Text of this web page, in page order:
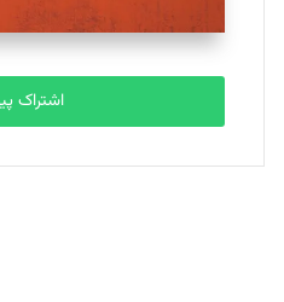
مصطفی مسجدی آرانی
تحریریه
بابک نقاش
تحریریه
اشتراک